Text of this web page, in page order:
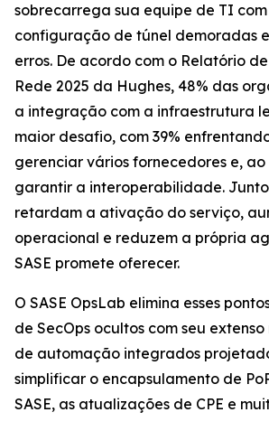
sobrecarrega sua equipe de TI
configuração de túnel demoradas
erros. De acordo com o Relatório
Rede 2025 da Hughes, 48% das
a integração com a infraestrutura
maior desafio, com 39%
gerenciar vários fornecedores e, ao
garantir a interoperabilidade.
retardam a ativação do serviço,
operacional e reduzem a própria
SASE promete oferecer.
O SASE OpsLab elimina esses
de SecOps ocultos com seu
de automação integrados
simplificar o encapsulamento de
SASE, as atualizações de CPE e